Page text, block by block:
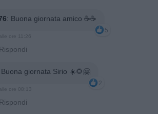
: Buona giornata amico ☕☕
5
ore 11:26
Rispondi
Buona giornata Sirio ☀️🌻🤗
2
ore 08:13
Rispondi